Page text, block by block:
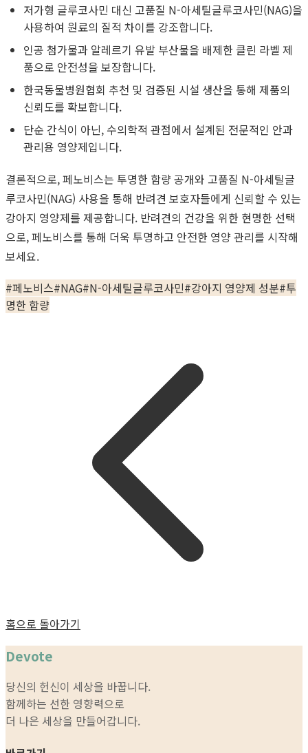
저가형 글루코사민 대신 고품질 N-아세틸글루코사민(NAG)을
사용하여 원료의 질적 차이를 강조합니다.
인공 첨가물과 알레르기 유발 부산물을 배제한 클린 라벨 제
품으로 안전성을 보장합니다.
한국동물병원협회 추천 및 검증된 시설 생산을 통해 제품의
신뢰도를 확보합니다.
단순 간식이 아닌, 수의학적 관점에서 설계된 전문적인 안과
관리용 영양제입니다.
결론적으로, 페노비스는 투명한 함량 공개와 고품질 N-아세틸글
루코사민(NAG) 사용을 통해 반려견 보호자들에게 신뢰할 수 있는
강아지 영양제를 제공합니다. 반려견의 건강을 위한 현명한 선택
으로, 페노비스를 통해 더욱 투명하고 안전한 영양 관리를 시작해
보세요.
#페노비스#NAG#N-아세틸글루코사민#강아지 영양제 성분#투
명한 함량
홈으로 돌아가기
Devote
당신의 헌신이 세상을 바꿉니다.
함께하는 선한 영향력으로
더 나은 세상을 만들어갑니다.